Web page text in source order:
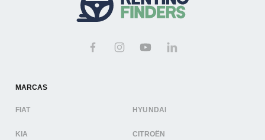
MARCAS
FIAT HYUNDAI
KIA CITROËN